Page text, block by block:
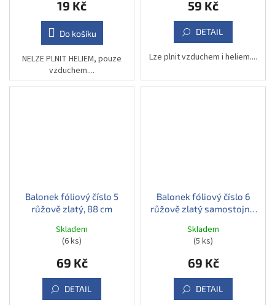
19 Kč
Do košíku
NELZE PLNIT HELIEM, pouze
vzduchem....
59 Kč
DETAIL
Lze plnit vzduchem i heliem....
Balonek fóliový číslo 5
růžově zlatý, 88 cm
Skladem
(6 ks)
69 Kč
DETAIL
Balonek fóliový číslo 6
růžově zlatý samostojný,
Skladem
(5 ks)
69 Kč
DETAIL